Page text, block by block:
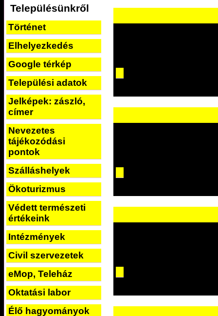
Településünkről
Történet
Elhelyezkedés
Google térkép
Települési adatok
Jelképek: zászló,
címer
Nevezetes
tájékozódási
pontok
Szálláshelyek
Ökoturizmus
Védett természeti
értékeink
Intézmények
Civil szervezetek
eMop, Teleház
Oktatási labor
Élő hagyományok